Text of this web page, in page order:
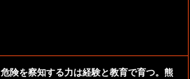
危険を察知する力は経験と教育で育つ。熊